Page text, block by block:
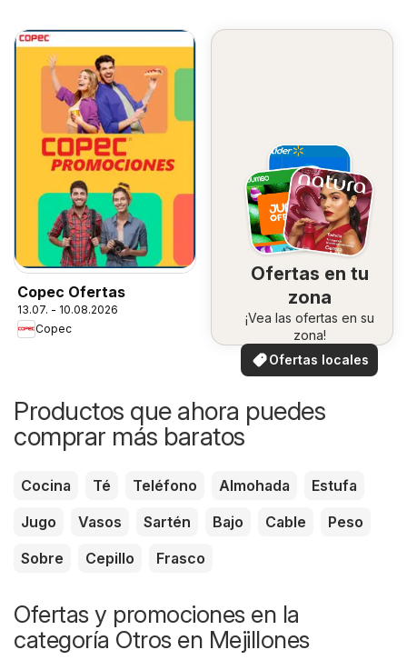
Copec Ofertas
13.07. - 10.08.2026
Copec
Ofertas en tu
zona
¡Vea las ofertas en su
zona!
Ofertas locales
Productos que ahora puedes
comprar más baratos
Cocina Té Teléfono Almohada
Estufa
Jugo
Vasos Sartén Bajo Cable
Peso
Sobre
Cepillo Frasco
Ofertas y promociones en la
categoría Otros en Mejillones